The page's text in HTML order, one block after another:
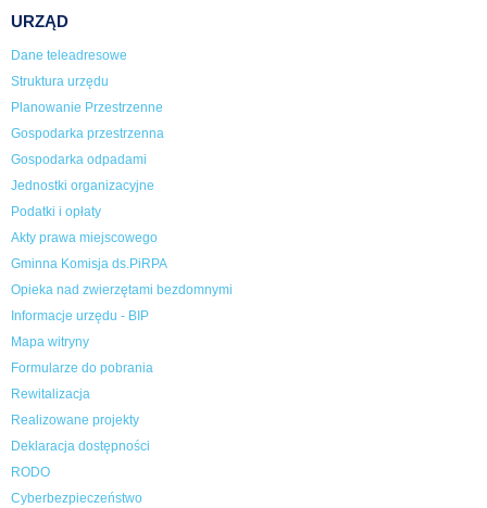
URZĄD
Dane teleadresowe
Struktura urzędu
Planowanie Przestrzenne
Gospodarka przestrzenna
Gospodarka odpadami
Jednostki organizacyjne
Podatki i opłaty
Akty prawa miejscowego
Gminna Komisja ds.PiRPA
Opieka nad zwierzętami bezdomnymi
Informacje urzędu - BIP
Mapa witryny
Formularze do pobrania
Rewitalizacja
Realizowane projekty
Deklaracja dostępności
RODO
Cyberbezpieczeństwo